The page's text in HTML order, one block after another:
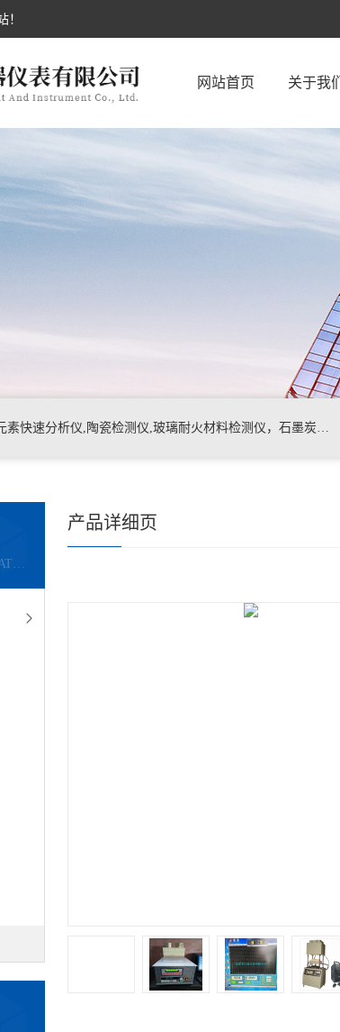
！
网站首页 关于我们
检测仪,玻璃耐火材料检测仪，石墨炭素材料检测仪，高温物性仪，研磨机，制样机，实验电炉等
PRODUCT CLASSIFICATION
产品详细页